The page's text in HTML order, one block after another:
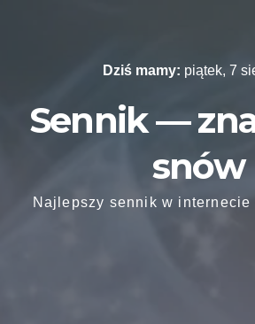
Dziś mamy: piątek, 7
Sennik —
snów
Najlepszy sennik w